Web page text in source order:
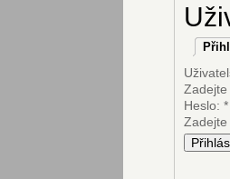
Zadejte
Heslo: *
Zadejte